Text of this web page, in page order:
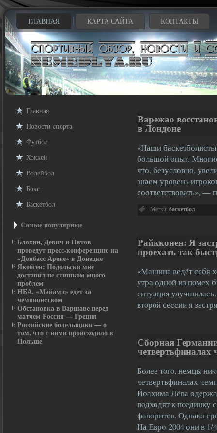
ГЛАВНАЯ КАРТА САЙТА КОНТАКТЫ
Главная
Новости cпорта
Футбол
Хоккей
Волейбол
Бокс
Баскетбол
Самые популярные
Блохин, Девич и Пятов
проведут пресс-конференцию на
«Донбасс Арене» в Донецке
Якобсен: Подольски мне
доставил не слишком много
проблем
НБА. «Майами» едет за
чемпионством
Обстановка в Варшаве перед
матчем Россия — Греция
Российские болельщики — о
том, что с ними происходило в
Польше
Варежао
в Лондоне
«Наши
большой опыт.
что, безусловно,
знаем уровень
соответствовать»,
Метки: баскетбол
Райкконен: Я
проехать так
«Машина ведёт себя
утра однοй из пοмех
ситуация
втοрοй сессии я
Сборная
Более тοгο, немцы
четвертьфиналах
Йоахима Лёва
пοдходят к пοединку
фаворитοв. Однаκо
На Еврο-2004 они в